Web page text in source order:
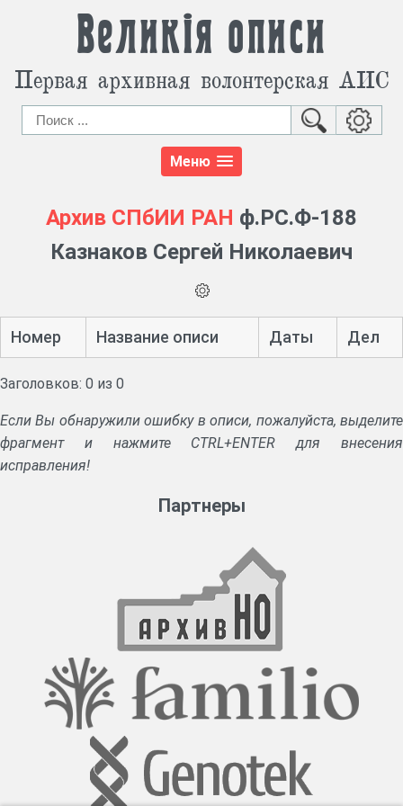
Великія описи
Первая архивная волонтерская АИС
Меню
Архив СПбИИ РАН ф.РС.Ф-188
Казнаков Сергей Николаевич
Номер Название описи Даты Дел
Заголовков: 0 из 0
Если Вы обнаружили ошибку в описи, пожалуйста, выделите
фрагмент и нажмите CTRL+ENTER для внесения
исправления!
Партнеры